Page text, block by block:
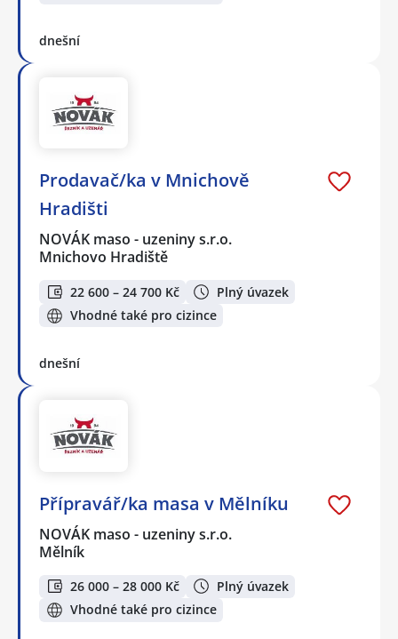
dnešní
Prodavač/ka v Mnichově
Hradišti
NOVÁK maso - uzeniny s.r.o.
Mnichovo Hradiště
22 600 – 24 700 Kč
Plný úvazek
Vhodné také pro cizince
dnešní
Přípravář/ka masa v Mělníku
NOVÁK maso - uzeniny s.r.o.
Mělník
26 000 – 28 000 Kč
Plný úvazek
Vhodné také pro cizince